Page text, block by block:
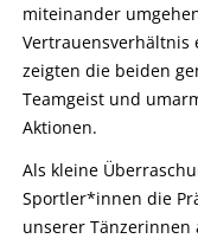
miteinander
Vertrauensverhältnis
zeigten die beiden
Teamgeist und
Aktionen.
Als kleine
Sportler*innen die
unserer